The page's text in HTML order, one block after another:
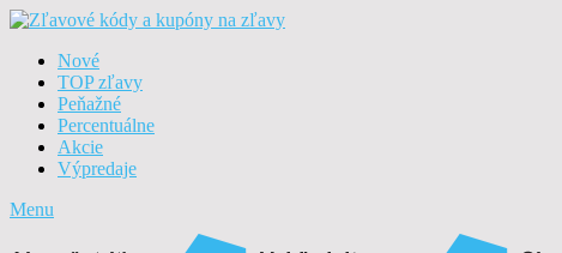
Nové
TOP zľavy
Peňažné
Percentuálne
Akcie
Výpredaje
Menu